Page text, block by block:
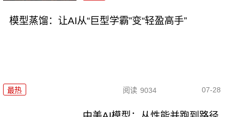
模型蒸馏：让AI从“巨型学霸”变“轻盈高手”
最热 阅读 9034 07-28